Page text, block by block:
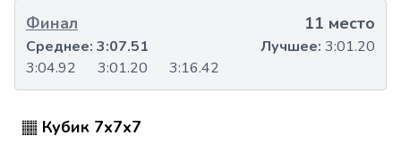
Финал 11 место
3:04.92 3:01.20 3:16.42
Среднее: 3:07.51 Лучшее: 3:01.20
Кубик 7x7x7